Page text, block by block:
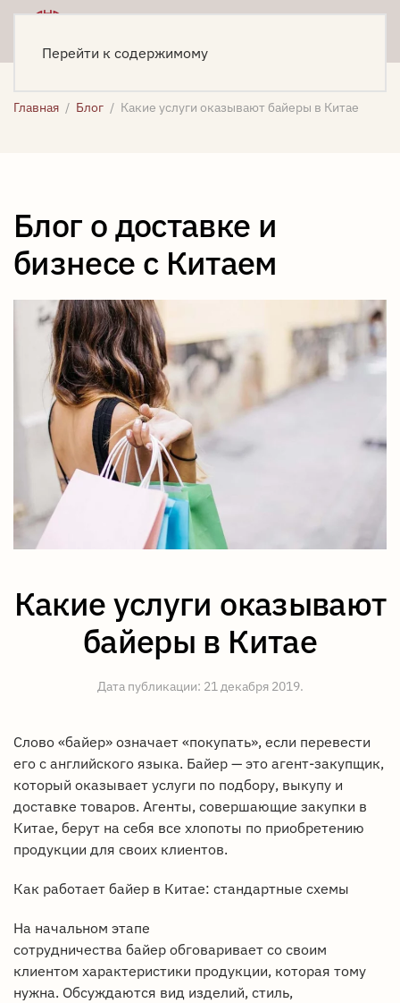
Перейти к содержимому
Главная Блог Какие услуги оказывают байеры в Китае
Блог о доставке и
бизнесе с Китаем
Какие услуги оказывают
байеры в Китае
Дата публикации: 21 декабря 2019.
Слово «байер» означает «покупать», если перевести
его с английского языка. Байер — это агент-закупщик,
который оказывает услуги по подбору, выкупу и
доставке товаров. Агенты, совершающие закупки в
Китае, берут на себя все хлопоты по приобретению
продукции для своих клиентов.
Как работает байер в Китае: стандартные схемы
На начальном этапе
сотрудничества байер обговаривает со своим
клиентом характеристики продукции, которая тому
нужна. Обсуждаются вид изделий, стиль,